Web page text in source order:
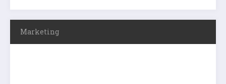
Marketing